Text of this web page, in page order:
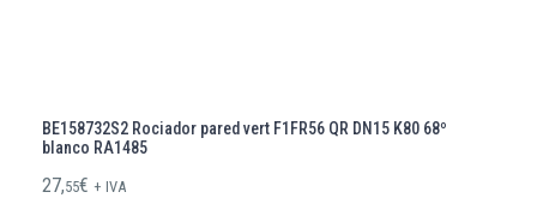
BE158732S2 Rociador pared vert F1FR56 QR DN15 K80 68º
blanco RA1485
27,55€ + IVA